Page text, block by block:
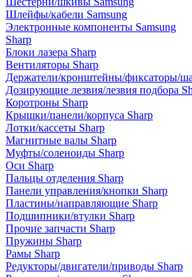
Шлейфы/кабели Samsung
Электронные компоненты Samsung
Sharp
Блоки лазера Sharp
Вентиляторы Sharp
Держатели/кронштейны/фиксаторы/
Дозирующие лезвия/лезвия подбора
Коротроны Sharp
Крышки/панели/корпуса Sharp
Лотки/кассеты Sharp
Магнитные валы Sharp
Муфты/соленоиды Sharp
Оси Sharp
Пальцы отделения Sharp
Панели управления/кнопки Sharp
Пластины/направляющие Sharp
Подшипники/втулки Sharp
Прочие запчасти Sharp
Пружины Sharp
Рамы Sharp
Редукторы/двигатели/приводы Sharp